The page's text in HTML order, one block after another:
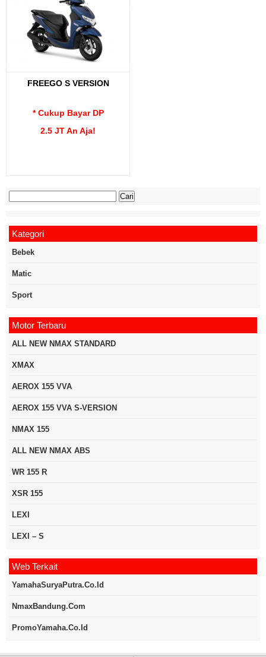
FREEGO S VERSION
* Cukup Bayar DP
2.5 JT An Aja!
untuk:
Kategori
Bebek
Matic
Sport
Motor Terbaru
ALL NEW NMAX STANDARD
XMAX
AEROX 155 VVA
AEROX 155 VVA S-VERSION
NMAX 155
ALL NEW NMAX ABS
WR 155 R
XSR 155
LEXI
LEXI – S
Web Terkait
YamahaSuryaPutra.co.id
NmaxBandung.com
PromoYamaha.co.id